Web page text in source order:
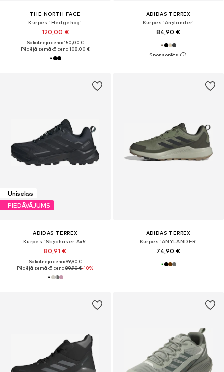
THE NORTH FACE
Kurpes 'Hedgehog'
120,00 €
Sākotnējā cena: 150,00 €
Pēdējā zemākā cena:108,00 €
ADIDAS TERREX
Kurpes 'Anylander'
84,90 €
Unisekss
PIEDĀVĀJUMS
ADIDAS TERREX
Kurpes 'Skychaser Ax5'
80,91 €
Sākotnējā cena: 99,90 €
Pēdējā zemākā cena:89,90 €-10%
ADIDAS TERREX
Kurpes 'ANYLANDER'
74,90 €